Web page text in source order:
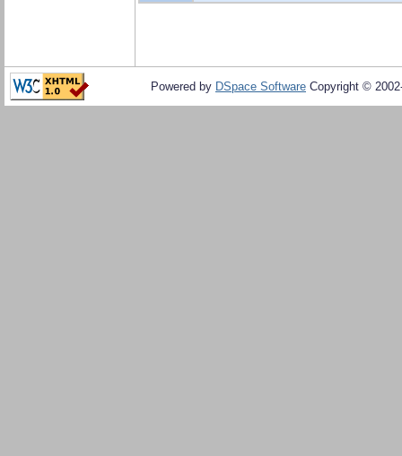
Powered by DSpace Software Copyright ©